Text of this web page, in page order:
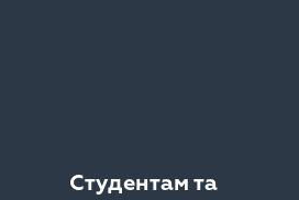
Студентам та